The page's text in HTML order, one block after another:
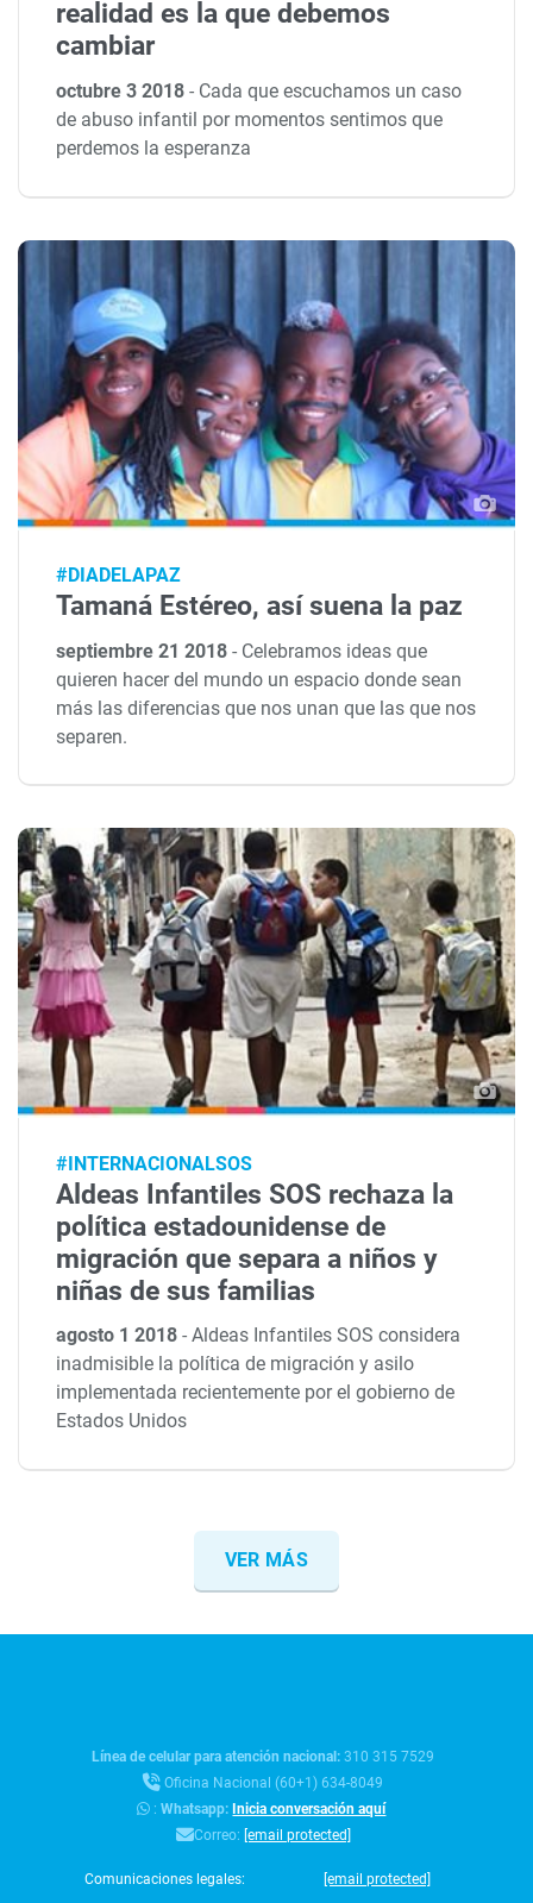
realidad es la que debemos
cambiar
octubre 3 2018- Cada que escuchamos un caso
de abuso infantil por momentos sentimos que
perdemos la esperanza
#DIADELAPAZ
Tamaná Estéreo, así suena la paz
septiembre 21 2018- Celebramos ideas que
quieren hacer del mundo un espacio donde sean
más las diferencias que nos unan que las que nos
separen.
#INTERNACIONALSOS
Aldeas Infantiles SOS rechaza la
política estadounidense de
migración que separa a niños y
niñas de sus familias
agosto 1 2018-Aldeas Infantiles SOS considera
inadmisible la política de migración y asilo
implementada recientemente por el gobierno de
Estados Unidos
VER MÁS
Línea de celular para atención nacional:310 315 7529
Oficina Nacional (60+1) 634-8049
:Whatsapp:Inicia conversación aquí
Correo: [email protected]
Comunicaciones legales: [email protected]